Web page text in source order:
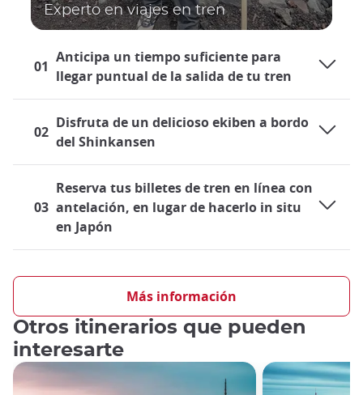
01
Anticipa un tiempo suficiente para
llegar puntual de la salida de tu tren
02
Disfruta de un delicioso ekiben a bordo
del Shinkansen
03
Reserva tus billetes de tren en línea con
antelación, en lugar de hacerlo in situ
en Japón
Experto en viajes en tren
El sistema ferroviario japonés está súper desarrollado y es
una forma de transporte muy práctica, tanto para los locales
como para los turistas. Por eso, tanto residentes como
visitantes se suben al tren casi a diario, ya sea en las líneas
locales o en los famosos trenes bala Shinkansen. Si es la
primera vez que viajas a Japón, seguro que te preguntas qué
Más información
Otros itinerarios que pueden
interesarte